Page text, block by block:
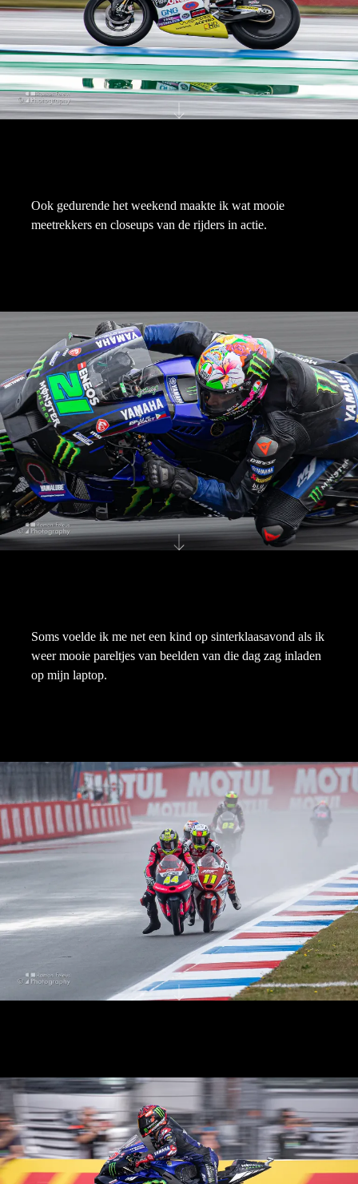
Ook gedurende het weekend maakte ik wat mooie
meetrekkers en closeups van de rijders in actie.
Soms voelde ik me net een kind op sinterklaasavond als ik
weer mooie pareltjes van beelden van die dag zag inladen
op mijn laptop.